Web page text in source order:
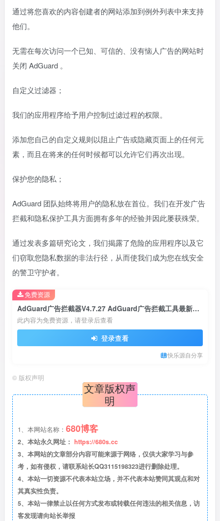
通过将您喜欢的内容创建者的网站添加到例外列表中来支持
他们。
无需在每次访问一个已知、可信的、没有恼人广告的网站时
关闭 AdGuard 。
自定义过滤器；
我们的应用程序给予用户控制过滤过程的权限。
添加您自己的自定义规则以阻止广告或隐藏页面上的任何元
素，而且在将来的任何时候都可以允许它们再次出现。
保护您的隐私；
AdGuard 团队始终将用户的隐私放在首位。我们在开发广告
拦截和隐私保护工具方面拥有多年的经验并因此屡获殊荣。
通过发表多篇研究论文，我们揭露了危险的应用程序以及它
们窃取您隐私数据的非法行径，从而使我们成为您在线安全
的警卫守护者。
AdGuard广告拦截器V4.7.27 AdGuard广告拦截工具最新永久订阅破解版下载
此内容为免费资源，请登录后查看
登录查看
快乐源自分享
免费资源
© 版权声明
文章版权声
明
1、本网站名称： 680博客
2、本站永久网址： https://680s.cc
3、本网站的文章部分内容可能来源于网络，仅供大家学习与参
考，如有侵权，请联系站长QQ3115198323进行删除处理。
4、本站一切资源不代表本站立场，并不代表本站赞同其观点和对
其真实性负责。
5、本站一律禁止以任何方式发布或转载任何违法的相关信息，访
客发现请向站长举报